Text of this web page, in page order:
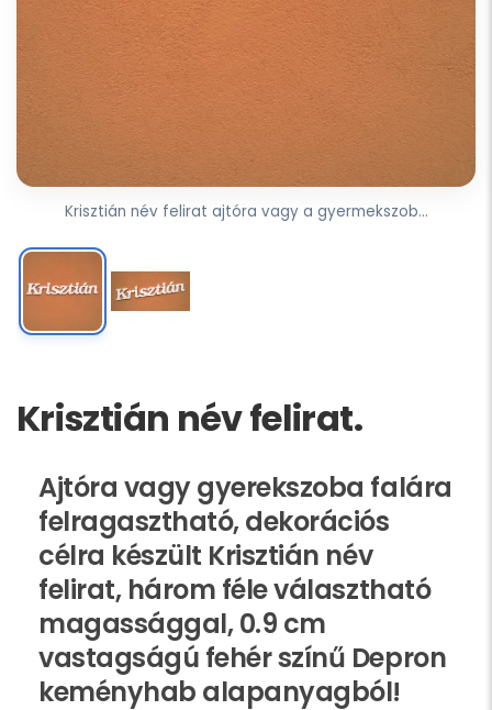
Krisztián név felirat ajtóra vagy a gyermekszob...
Krisztián név felirat.
Ajtóra vagy gyerekszoba falára
felragasztható, dekorációs
célra készült Krisztián név
felirat, három féle választható
magassággal, 0.9 cm
vastagságú fehér színű Depron
keményhab alapanyagból!